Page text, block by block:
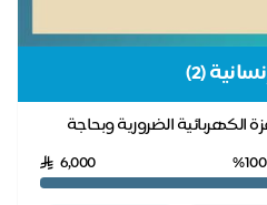
(2)
الضرورية وبحاجة
6,000